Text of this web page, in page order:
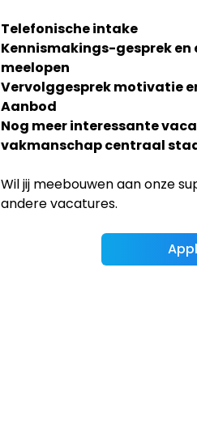
Telefonische intake
Kennismakings-gesprek
meelopen
Vervolggesprek motivatie
Aanbod
Nog meer interessante
vakmanschap centraal
Wil jij meebouwen aan onze
andere vacatures.